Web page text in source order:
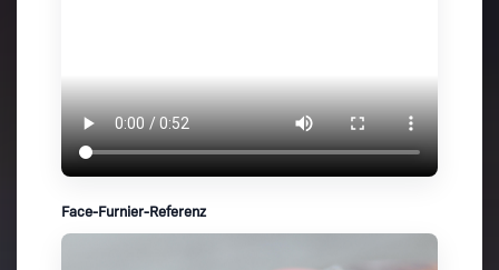
Face-Furnier-Referenz